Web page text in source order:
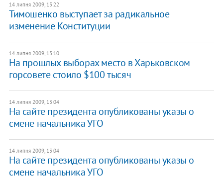
14 липня 2009, 13:22
Тимошенко выступает за радикальное
изменение Конституции
14 липня 2009, 13:10
На прошлых выборах место в Харьковском
горсовете стоило $100 тысяч
14 липня 2009, 13:04
На сайте президента опубликованы указы о
смене начальника УГО
14 липня 2009, 13:04
На сайте президента опубликованы указы о
смене начальника УГО